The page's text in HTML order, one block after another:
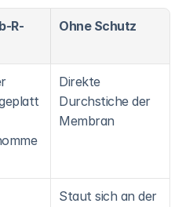
R-
Ohne Schutz
Direkte
Durchstiche der
Membran
Staut sich an der